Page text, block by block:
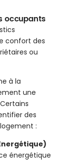
occupants
confort des
ou
à la
une
des
:
énergétique